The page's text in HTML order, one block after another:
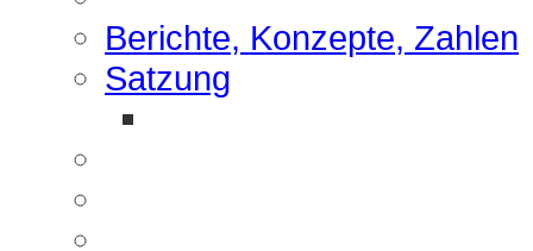
Berichte, Konzepte, Zahlen
Satzung